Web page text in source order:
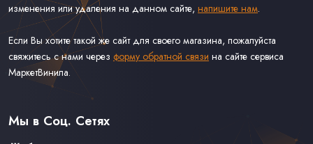
изменения или удаления на данном сайте, напишите нам.
Если Вы хотите такой же сайт для своего магазина, пожалуйста
свяжитесь с нами через форму обратной связи на сайте сервиса
МаркетВинила.
Связаться С Нами
Оферта
Мы в Соц. Сетях